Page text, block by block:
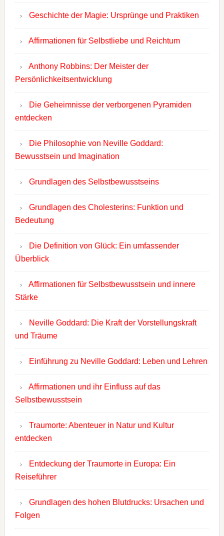
Geschichte der Magie: Ursprünge und Praktiken
Affirmationen für Selbstliebe und Reichtum
Anthony Robbins: Der Meister der
Persönlichkeitsentwicklung
Die Geheimnisse der verborgenen Pyramiden
entdecken
Die Philosophie von Neville Goddard:
Bewusstsein und Imagination
Grundlagen des Selbstbewusstseins
Grundlagen des Cholesterins: Funktion und
Bedeutung
Die Definition von Glück: Ein umfassender
Überblick
Affirmationen für Selbstbewusstsein und innere
Stärke
Neville Goddard: Die Kraft der Vorstellungskraft
und Träume
Einführung zu Neville Goddard: Leben und Lehren
Affirmationen und ihr Einfluss auf das
Selbstbewusstsein
Traumorte: Abenteuer in Natur und Kultur
entdecken
Entdeckung der Traumorte in Europa: Ein
Reiseführer
Grundlagen des hohen Blutdrucks: Ursachen und
Folgen